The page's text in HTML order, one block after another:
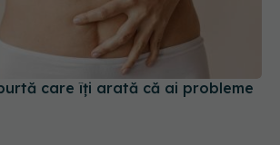
care îți arată că ai probleme